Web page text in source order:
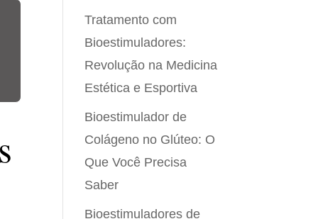
Tratamento com
Bioestimuladores:
Revolução na Medicina
Estética e Esportiva
Bioestimulador de
Colágeno no Glúteo: O
Que Você Precisa
Saber
Bioestimuladores de